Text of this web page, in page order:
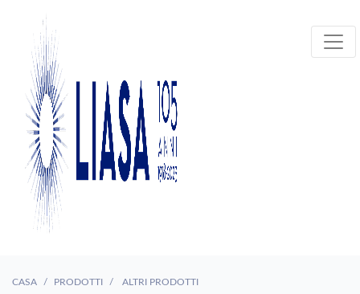
CASA PRODOTTI ALTRI PRODOTTI